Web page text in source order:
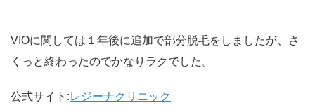
VIOに関しては１年後に追加で部分脱毛をしましたが、さ
くっと終わったのでかなりラクでした。
公式サイト:レジーナクリニック